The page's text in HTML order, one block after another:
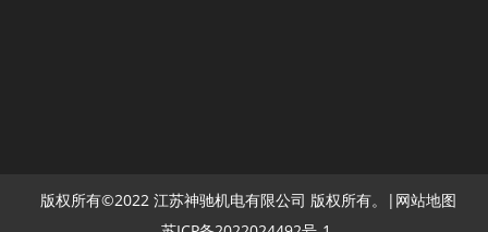
版权所有©2022 江苏神驰机电有限公司 版权所有。| 网站地图